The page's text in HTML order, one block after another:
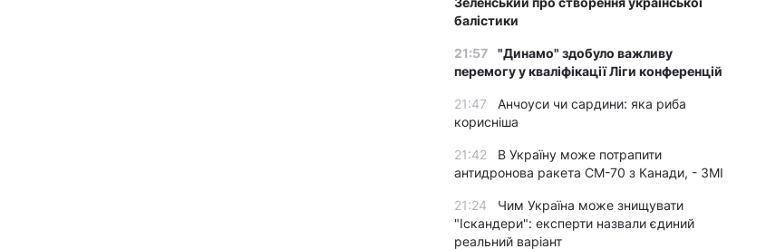
балістики
21:57
"Динамо" здобуло важливу
перемогу у кваліфікації Ліги конференцій
21:47
Анчоуси чи сардини: яка риба
корисніша
21:42
В Україну може потрапити
антидронова ракета CM-70 з Канади, - ЗМІ
21:24
Чим Україна може знищувати
"Іскандери": експерти назвали єдиний
реальний варіант